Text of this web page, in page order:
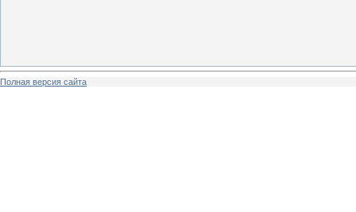
Полная версия сайта